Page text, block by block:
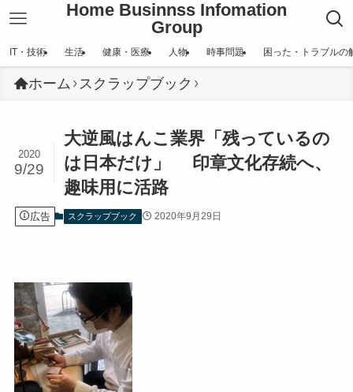
Home Businnss Infomation
Group
IT・技術 生活 健康・医療 人物 時事問題 困った・トラブルの
ホーム スクラップブック
大逆風はんこ業界「残っているの
は日本だけ」 印章文化存続へ、
趣味用に活路
2020
9/29
広告 スクラップブック 2020年9月29日